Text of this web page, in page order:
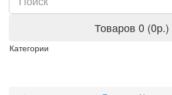
Товаров 0 (0р.)
Категории